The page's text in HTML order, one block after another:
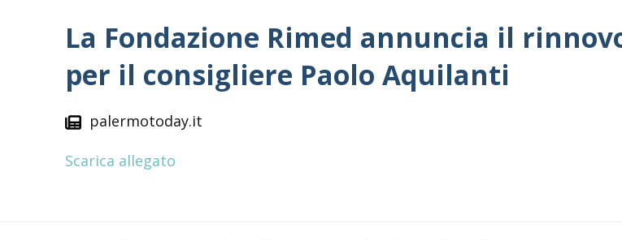
La Fondazione Rimed annuncia il
per il consigliere Paolo Aquilanti
palermotoday.it
Scarica allegato